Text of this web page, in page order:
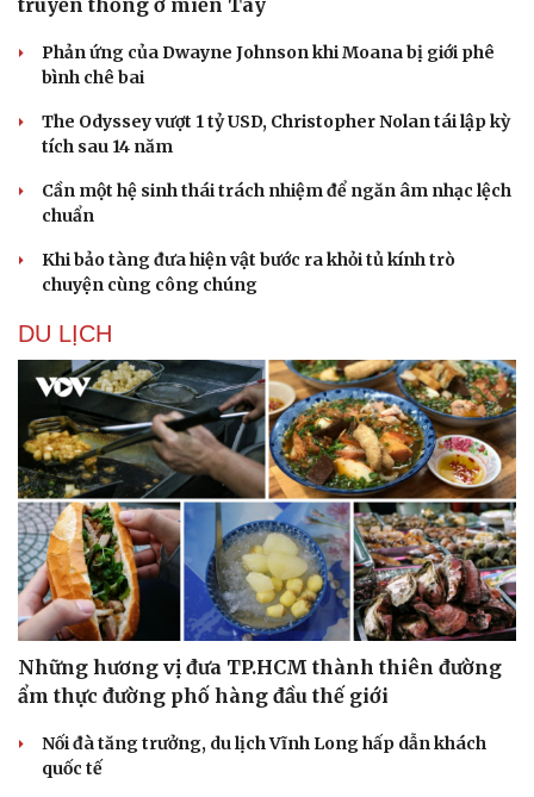
Văn hóa
Sân khấu - Điện ảnh
Văn học
Di sản
Nghệ sĩ
Thời trang
truyền thống ở miền Tây
Phản ứng của Dwayne Johnson khi Moana bị giới phê
bình chê bai
The Odyssey vượt 1 tỷ USD, Christopher Nolan tái lập kỳ
tích sau 14 năm
Cần một hệ sinh thái trách nhiệm để ngăn âm nhạc lệch
chuẩn
Khi bảo tàng đưa hiện vật bước ra khỏi tủ kính trò
chuyện cùng công chúng
DU LỊCH
Những hương vị đưa TP.HCM thành thiên đường
ẩm thực đường phố hàng đầu thế giới
Nối đà tăng trưởng, du lịch Vĩnh Long hấp dẫn khách
quốc tế